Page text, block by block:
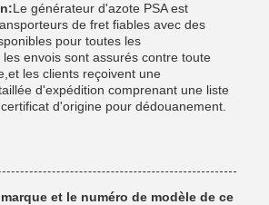
Le générateur d'azote PSA est
de fret fiables avec des
pour toutes les
envois sont assurés contre toute
les clients reçoivent une
d'expédition comprenant une liste
d'origine pour dédouanement.
et le numéro de modèle de ce